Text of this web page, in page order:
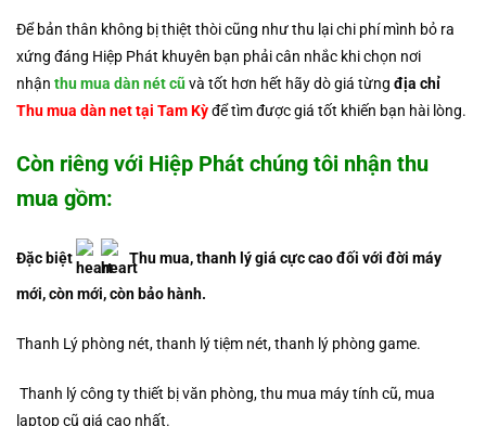
Để bản thân không bị thiệt thòi cũng như thu lại chi phí mình bỏ ra
xứng đáng Hiệp Phát khuyên bạn phải cân nhắc khi chọn nơi
nhận thu mua dàn nét cũvà tốt hơn hết hãy dò giá từng địa chỉ
Thu mua dàn net tại Tam Kỳđể tìm được giá tốt khiến bạn hài lòng.
Còn riêng với Hiệp Phát chúng tôi nhận thu
mua gồm:
Đặc biệt Thu mua, thanh lý giá cực cao đối với đời máy
mới, còn mới, còn bảo hành.
Thanh Lý phòng nét, thanh lý tiệm nét, thanh lý phòng game.
Thanh lý công ty thiết bị văn phòng, thu mua máy tính cũ, mua
laptop cũ giá cao nhất.